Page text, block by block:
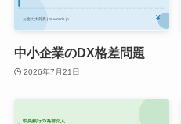
中小企業のDX格差問題
2026年7月21日